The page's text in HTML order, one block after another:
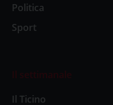
Politica
Sport
Il settimanale
Il Ticino